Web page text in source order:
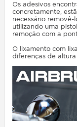
Os adesivos
concretamente,
necessário removê-
utilizando uma
remoção com a
O lixamento com
diferenças de